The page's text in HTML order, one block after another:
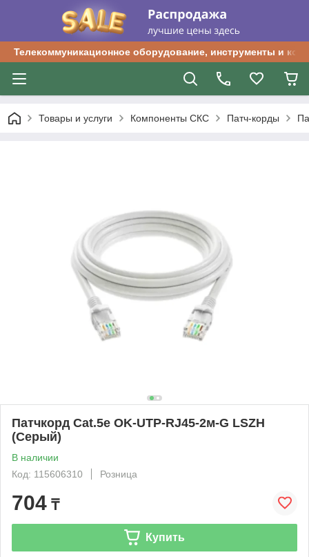
Телекоммуникационное оборудование, инструменты и
Товары и услуги Компоненты СКС Патч-корды
Патчкорд Cat.5e OK-UTP-RJ45-2м-G LSZH
(Серый)
В наличии
Код: 115606310
Розница
704 ₸
Купить